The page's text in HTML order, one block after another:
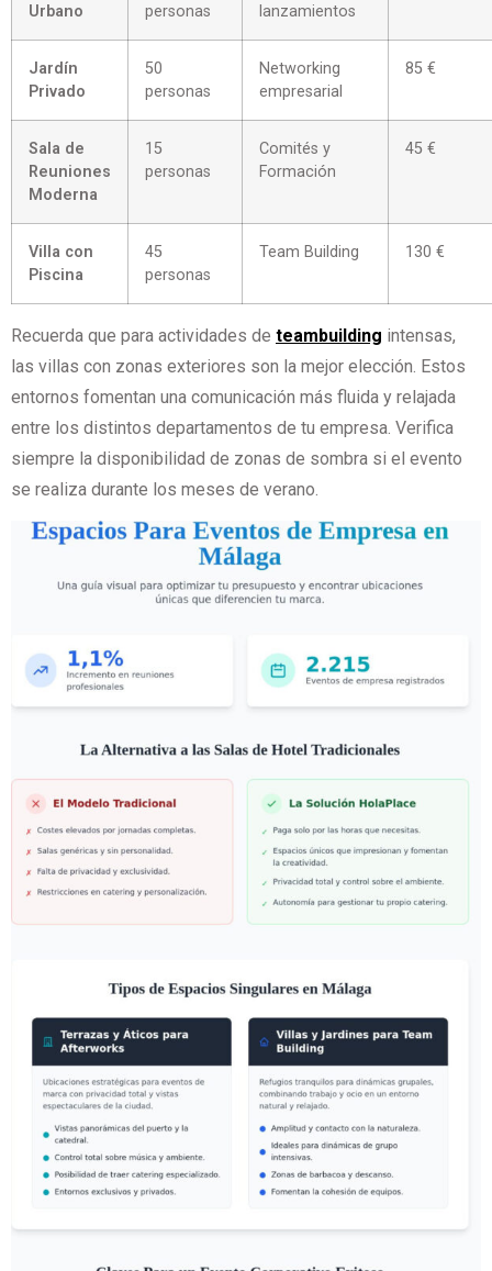
Urbano personas lanzamientos
Jardín
Privado
50
personas
Networking
empresarial
85 €
Sala de
Reuniones
Moderna
15
personas
Comités y
Formación
45 €
Villa con
Piscina
45
personas
Team Building 130 €
Recuerda que para actividades de teambuilding intensas,
las villas con zonas exteriores son la mejor elección. Estos
entornos fomentan una comunicación más fluida y relajada
entre los distintos departamentos de tu empresa. Verifica
siempre la disponibilidad de zonas de sombra si el evento
se realiza durante los meses de verano.